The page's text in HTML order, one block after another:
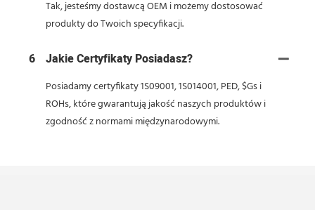
Tak, jesteśmy dostawcą OEM i możemy dostosować
produkty do Twoich specyfikacji.
6 Jakie Certyfikaty Posiadasz?
Posiadamy certyfikaty 1S09001, 1S014001, PED, $Gs i
ROHs, które gwarantują jakość naszych produktów i
zgodność z normami międzynarodowymi.